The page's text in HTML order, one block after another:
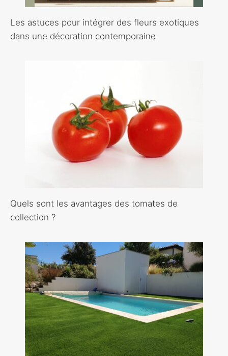
Les astuces pour intégrer des fleurs exotiques
dans une décoration contemporaine
Quels sont les avantages des tomates de
collection ?